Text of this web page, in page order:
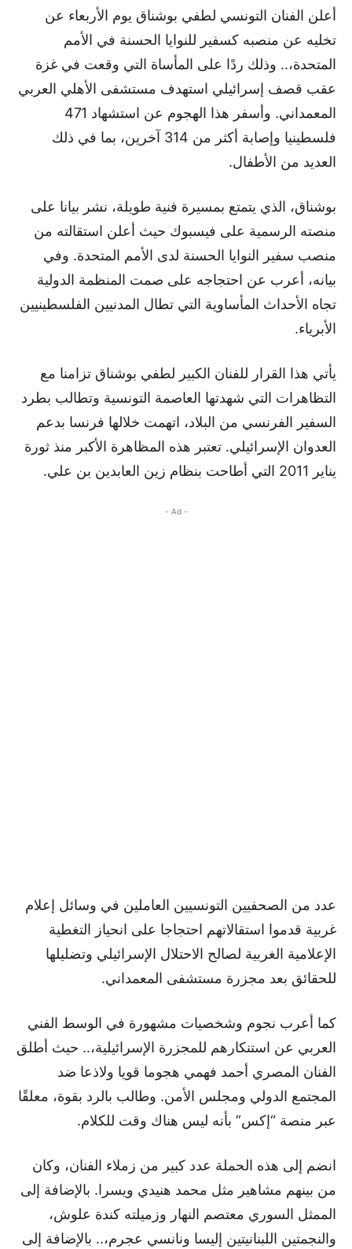
أعلن الفنان التونسي لطفي بوشناق يوم الأربعاء عن
تخليه عن منصبه كسفير للنوايا الحسنة في الأمم
المتحدة،.. وذلك ردًا على المأساة التي وقعت في غزة
عقب قصف إسرائيلي استهدف مستشفى الأهلي العربي
المعمداني. وأسفر هذا الهجوم عن استشهاد 471
فلسطينيا وإصابة أكثر من 314 آخرين، بما في ذلك
العديد من الأطفال.
بوشناق، الذي يتمتع بمسيرة فنية طويلة، نشر بيانا على
منصته الرسمية على فيسبوك حيث أعلن استقالته من
منصب سفير النوايا الحسنة لدى الأمم المتحدة. وفي
بيانه، أعرب عن احتجاجه على صمت المنظمة الدولية
تجاه الأحداث المأساوية التي تطال المدنيين الفلسطينيين
الأبرياء.
يأتي هذا القرار للفنان الكبير لطفي بوشناق تزامنا مع
التظاهرات التي شهدتها العاصمة التونسية وتطالب بطرد
السفير الفرنسي من البلاد، اتهمت خلالها فرنسا بدعم
العدوان الإسرائيلي. تعتبر هذه المظاهرة الأكبر منذ ثورة
يناير 2011 التي أطاحت بنظام زين العابدين بن علي.
- Ad -
عدد من الصحفيين التونسيين العاملين في وسائل إعلام
غربية قدموا استقالاتهم احتجاجا على انحياز التغطية
الإعلامية الغربية لصالح الاحتلال الإسرائيلي وتضليلها
للحقائق بعد مجزرة مستشفى المعمداني.
كما أعرب نجوم وشخصيات مشهورة في الوسط الفني
العربي عن استنكارهم للمجزرة الإسرائيلية،.. حيث أطلق
الفنان المصري أحمد فهمي هجوما قويا ولاذعا ضد
المجتمع الدولي ومجلس الأمن. وطالب بالرد بقوة، معلقًا
عبر منصة “إكس” بأنه ليس هناك وقت للكلام.
انضم إلى هذه الحملة عدد كبير من زملاء الفنان، وكان
من بينهم مشاهير مثل محمد هنيدي ويسرا. بالإضافة إلى
الممثل السوري معتصم النهار وزميلته كندة علوش،
والنجمتين اللبنانيتين إليسا ونانسي عجرم،.. بالإضافة إلى